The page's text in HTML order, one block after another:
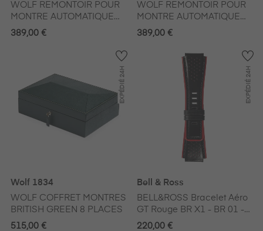
WOLF REMONTOIR POUR
MONTRE AUTOMATIQUE
CUIR VERT ANGLAIS
389,00 €
WOLF REMONTOIR POUR
MONTRE AUTOMATIQUE
CUIR MARRON
389,00 €
EXPÉDIÉ
24H
Wolf 1834
WOLF COFFRET MONTRES
BRITISH GREEN 8 PLACES
515,00 €
EXPÉDIÉ
24H
Bell & Ross
BELL&ROSS Bracelet Aéro
GT Rouge BR X1 - BR 01 -
BR 03
220,00 €